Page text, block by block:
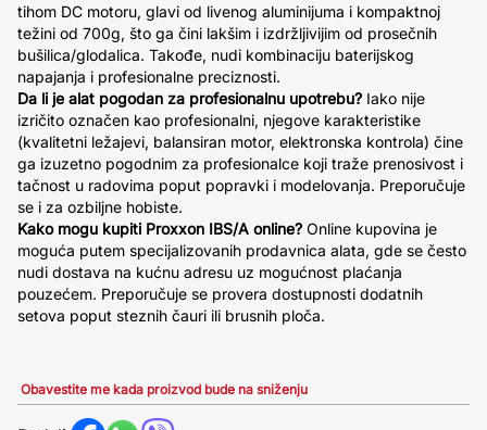
tihom DC motoru, glavi od livenog aluminijuma i kompaktnoj
težini od 700g, što ga čini lakšim i izdržljivijim od prosečnih
bušilica/glodalica. Takođe, nudi kombinaciju baterijskog
napajanja i profesionalne preciznosti.
Da li je alat pogodan za profesionalnu upotrebu? Iako nije
izričito označen kao profesionalni, njegove karakteristike
(kvalitetni ležajevi, balansiran motor, elektronska kontrola) čine
ga izuzetno pogodnim za profesionalce koji traže prenosivost i
tačnost u radovima poput popravki i modelovanja. Preporučuje
se i za ozbiljne hobiste.
Kako mogu kupiti Proxxon IBS/A online? Online kupovina je
moguća putem specijalizovanih prodavnica alata, gde se često
nudi dostava na kućnu adresu uz mogućnost plaćanja
pouzećem. Preporučuje se provera dostupnosti dodatnih
setova poput steznih čauri ili brusnih ploča.
Obavestite me kada proizvod bude na sniženju